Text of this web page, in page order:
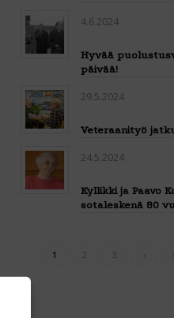
4.6.2024
Hyvää
päivää!
29.5.2024
Veteraanityö
24.5.2024
Kyllikki ja Paavo
sotaleskenä 80
1 2 3 ›